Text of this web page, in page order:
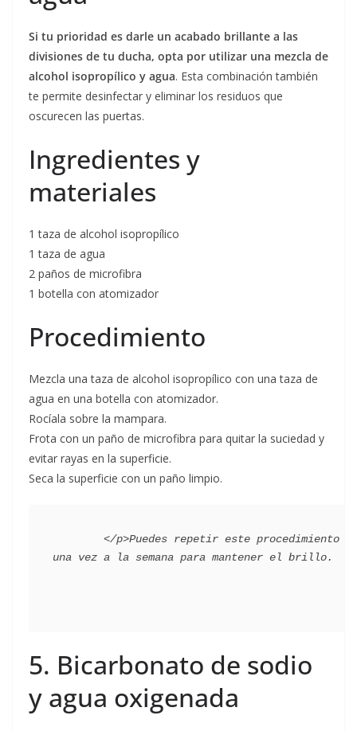
Si tu prioridad es darle un acabado brillante a las
divisiones de tu ducha, opta por utilizar una mezcla de
alcohol isopropílico y agua. Esta combinación también
te permite desinfectar y eliminar los residuos que
oscurecen las puertas.
Ingredientes y
materiales
1 taza de alcohol isopropílico
1 taza de agua
2 paños de microfibra
1 botella con atomizador
Procedimiento
Mezcla una taza de alcohol isopropílico con una taza de
agua en una botella con atomizador.
Rocíala sobre la mampara.
Frota con un paño de microfibra para quitar la suciedad y
evitar rayas en la superficie.
Seca la superficie con un paño limpio.
5. Bicarbonato de sodio
y agua oxigenada